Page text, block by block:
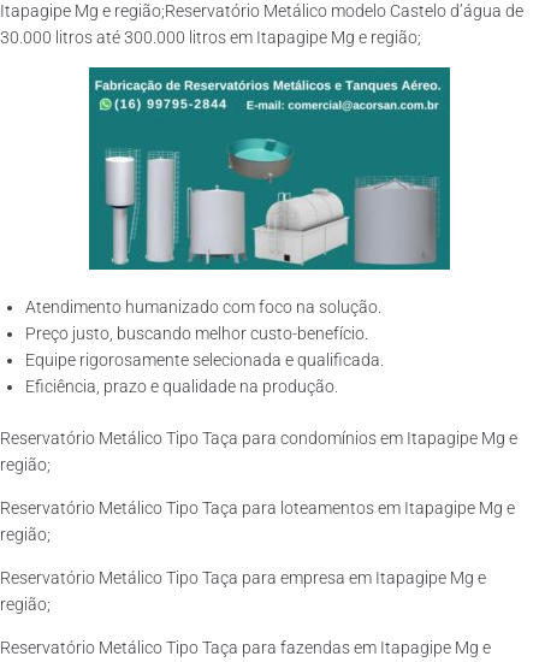
Itapagipe Mg e região;Reservatório Metálico modelo Castelo d’água de
30.000 litros até 300.000 litros em Itapagipe Mg e região;
Atendimento humanizado com foco na solução.
Preço justo, buscando melhor custo-benefício.
Equipe rigorosamente selecionada e qualificada.
Eficiência, prazo e qualidade na produção.
Reservatório Metálico Tipo Taça para condomínios em Itapagipe Mg e
região;
Reservatório Metálico Tipo Taça para loteamentos em Itapagipe Mg e
região;
Reservatório Metálico Tipo Taça para empresa em Itapagipe Mg e
região;
Reservatório Metálico Tipo Taça para fazendas em Itapagipe Mg e